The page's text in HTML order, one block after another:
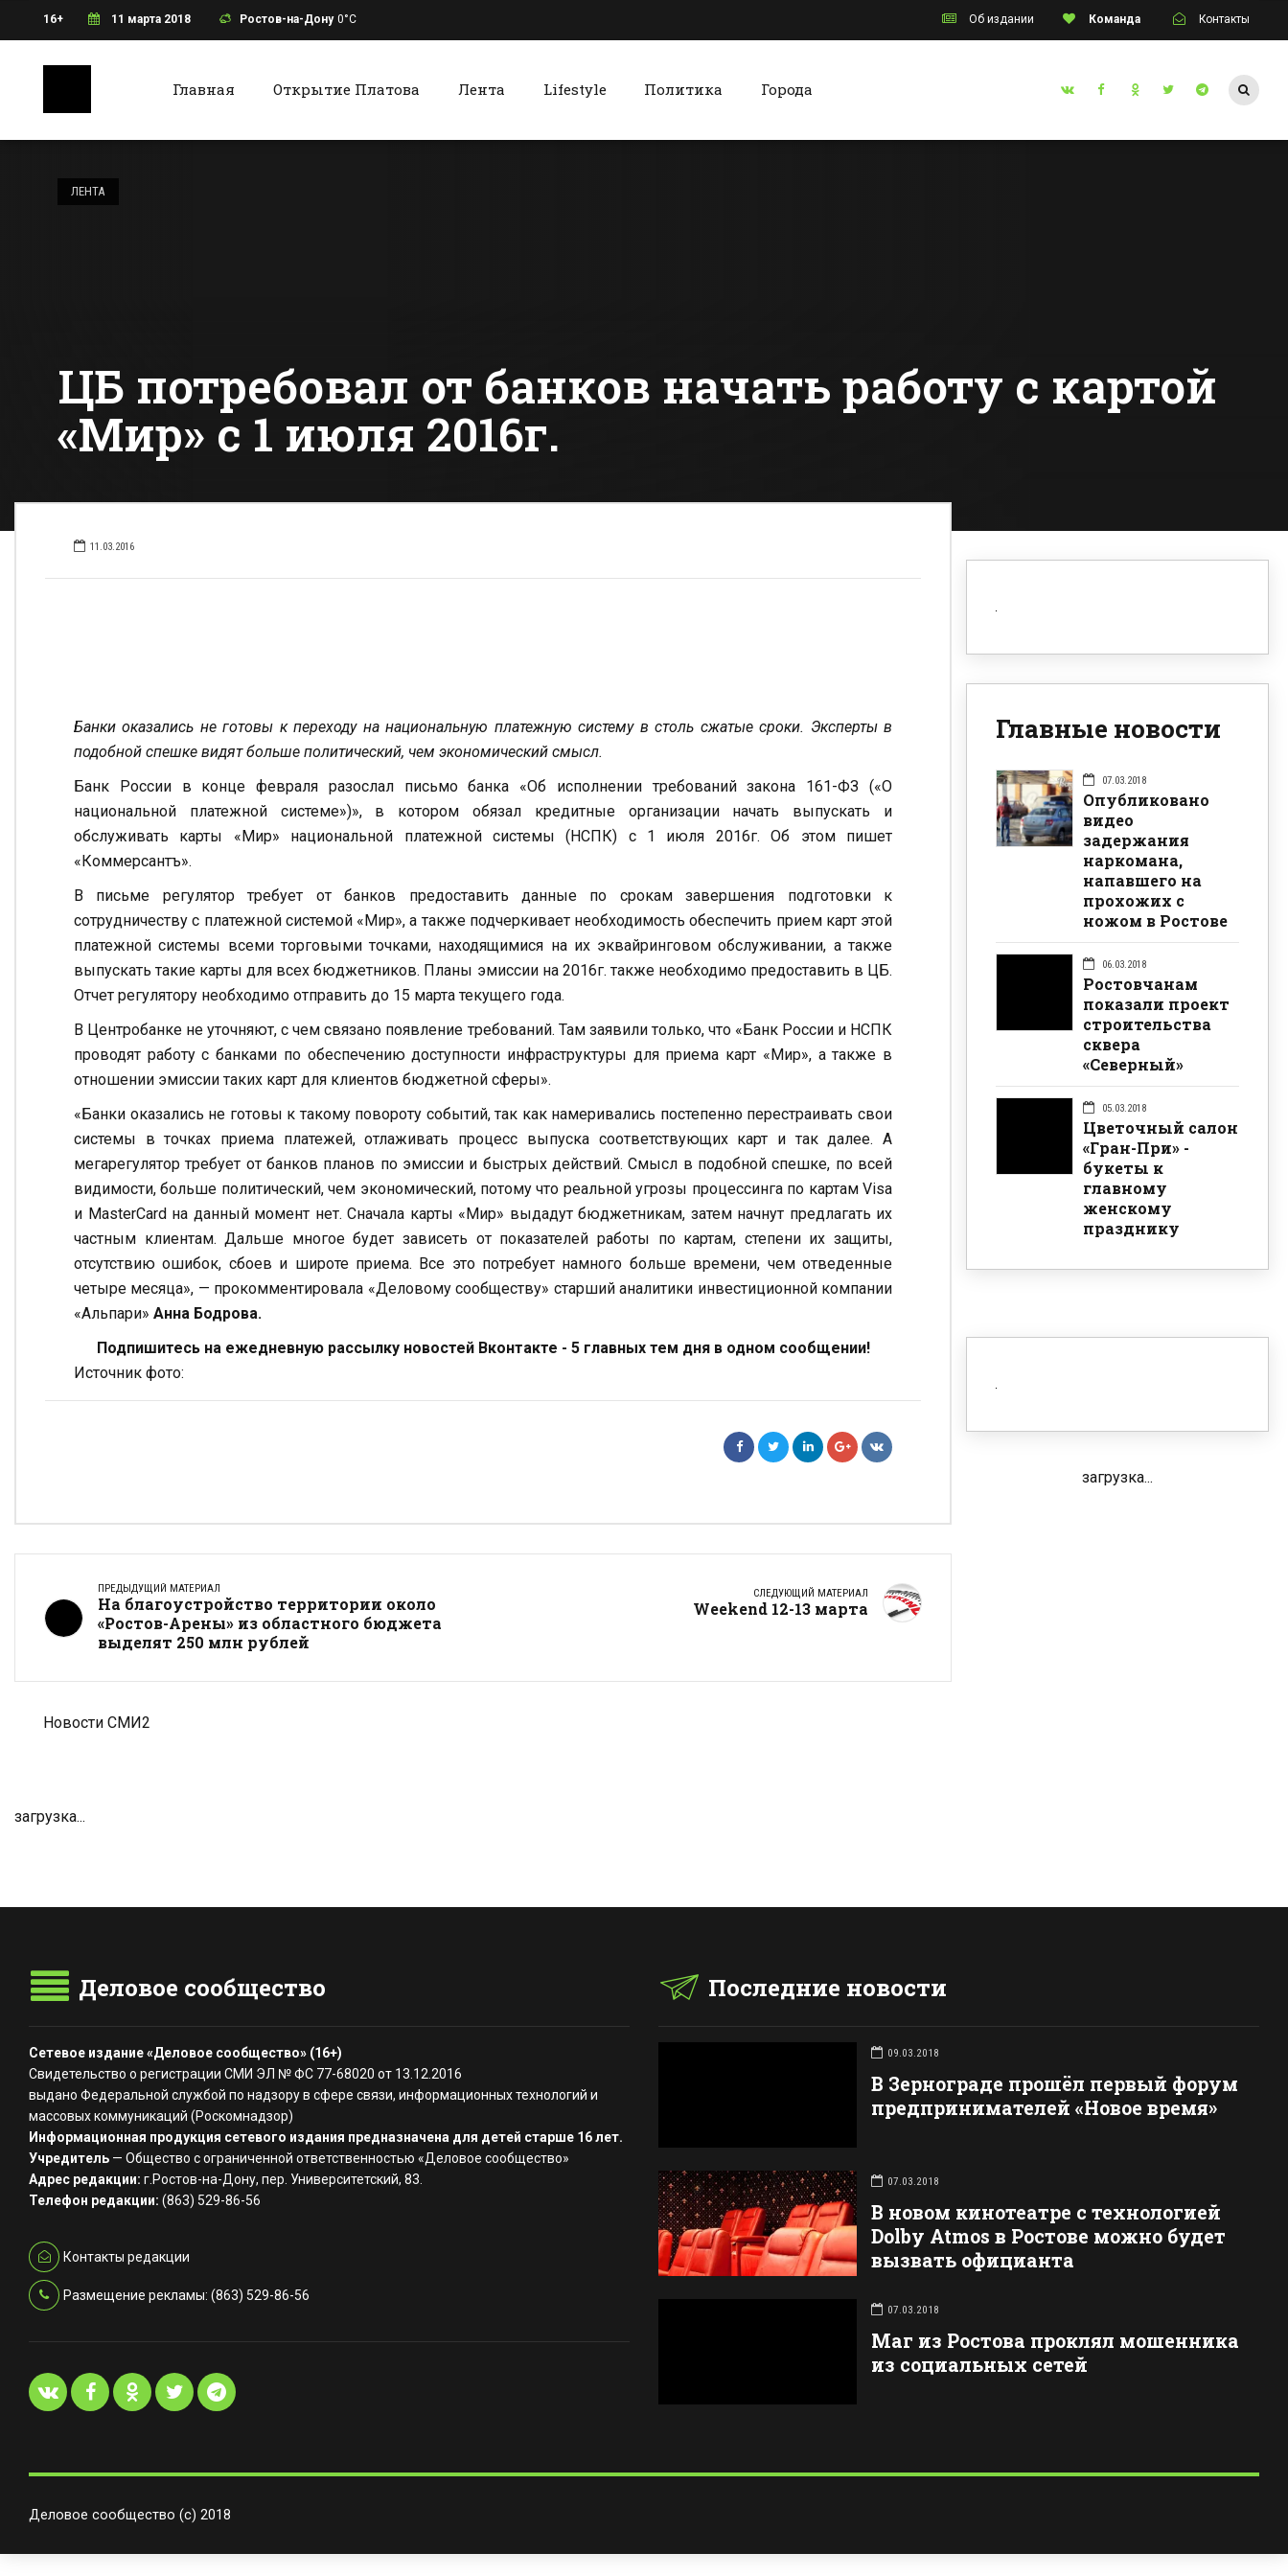
16+ 11 марта 2018 Ростов-на-Дону 0°C Об издании Команда Контакты
Главная Открытие Платова Лента Lifestyle Политика Города
ЛЕНТА
ЦБ потребовал от банков начать работу с картой
«Мир» с 1 июля 2016г.
11.03.2016
Банки оказались не готовы к переходу на национальную платежную систему в столь сжатые сроки. Эксперты в
подобной спешке видят больше политический, чем экономический смысл.
Банк России в конце февраля разослал письмо банка «Об исполнении требований закона 161-ФЗ («О
национальной платежной системе»)», в котором обязал кредитные организации начать выпускать и
обслуживать карты «Мир» национальной платежной системы (НСПК) с 1 июля 2016г. Об этом пишет
«Коммерсантъ».
В письме регулятор требует от банков предоставить данные по срокам завершения подготовки к
сотрудничеству с платежной системой «Мир», а также подчеркивает необходимость обеспечить прием карт этой
платежной системы всеми торговыми точками, находящимися на их эквайринговом обслуживании, а также
выпускать такие карты для всех бюджетников. Планы эмиссии на 2016г. также необходимо предоставить в ЦБ.
Отчет регулятору необходимо отправить до 15 марта текущего года.
В Центробанке не уточняют, с чем связано появление требований. Там заявили только, что «Банк России и НСПК
проводят работу с банками по обеспечению доступности инфраструктуры для приема карт «Мир», а также в
отношении эмиссии таких карт для клиентов бюджетной сферы».
«Банки оказались не готовы к такому повороту событий, так как намеривались постепенно перестраивать свои
системы в точках приема платежей, отлаживать процесс выпуска соответствующих карт и так далее. А
мегарегулятор требует от банков планов по эмиссии и быстрых действий. Смысл в подобной спешке, по всей
видимости, больше политический, чем экономический, потому что реальной угрозы процессинга по картам Visa
и MasterCard на данный момент нет. Сначала карты «Мир» выдадут бюджетникам, затем начнут предлагать их
частным клиентам. Дальше многое будет зависеть от показателей работы по картам, степени их защиты,
отсутствию ошибок, сбоев и широте приема. Все это потребует намного больше времени, чем отведенные
четыре месяца», — прокомментировала «Деловому сообществу» старший аналитики инвестиционной компании
«Альпари» Анна Бодрова.
Подпишитесь на ежедневную рассылку новостей Вконтакте - 5 главных тем дня в одном сообщении!
Источник фото:
ПРЕДЫДУЩИЙ МАТЕРИАЛ
На благоустройство территории около
«Ростов-Арены» из областного бюджета
выделят 250 млн рублей
СЛЕДУЮЩИЙ МАТЕРИАЛ
Weekend 12-13 марта
Новости СМИ2
загрузка...
Главные новости
07.03.2018
Опубликовано
видео
задержания
наркомана,
напавшего на
прохожих с
ножом в Ростове
06.03.2018
Ростовчанам
показали проект
строительства
сквера
«Северный»
05.03.2018
Цветочный салон
«Гран-При» -
букеты к
главному
женскому
празднику
загрузка...
Деловое сообщество
Сетевое издание «Деловое сообщество» (16+)
Свидетельство о регистрации СМИ ЭЛ № ФС 77-68020 от 13.12.2016
выдано Федеральной службой по надзору в сфере связи, информационных технологий и
массовых коммуникаций (Роскомнадзор)
Информационная продукция сетевого издания предназначена для детей старше 16 лет.
Учредитель — Общество с ограниченной ответственностью «Деловое сообщество»
Адрес редакции: г.Ростов-на-Дону, пер. Университетский, 83.
Телефон редакции: (863) 529-86-56
Контакты редакции
Размещение рекламы: (863) 529-86-56
Последние новости
09.03.2018
В Зернограде прошёл первый форум
предпринимателей «Новое время»
07.03.2018
В новом кинотеатре с технологией
Dolby Atmos в Ростове можно будет
вызвать официанта
07.03.2018
Маг из Ростова проклял мошенника
из социальных сетей
Деловое сообщество (с) 2018